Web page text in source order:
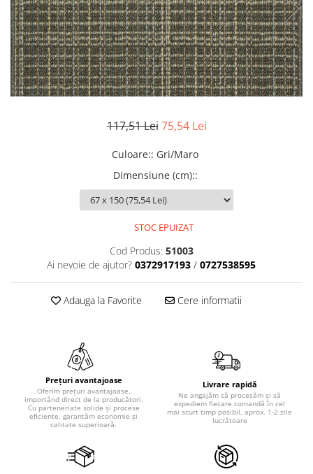
117,51 Lei 75,54 Lei
Culoare:: Gri/Maro
Dimensiune (cm)::
STOC EPUIZAT
Cod Produs: 51003
Ai nevoie de ajutor? 0372917193 / 0727538595
Adauga la Favorite Cere informatii
Prețuri avantajoase
Oferim prețuri avantajoase,
importând direct de la producători.
Cu parteneriate solide și procese
eficiente, garantăm economie și
calitate superioară.
Livrare rapidă
Ne angajăm să procesăm și să
expediem fiecare comandă în cel
mai scurt timp posibil, aprox. 1-2 zile
lucrătoare